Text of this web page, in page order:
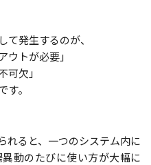
て発生するのが、
トが必要」
欠」
。
れると、一つのシステム内に
動のたびに使い方が大幅に